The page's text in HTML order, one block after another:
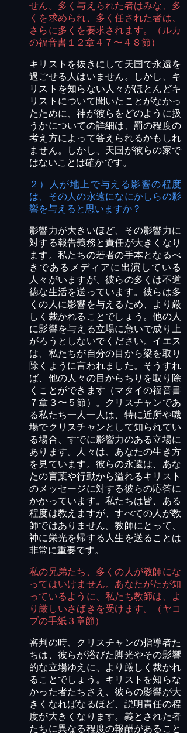
せん。多く与えられた者はみな、多
くを求められ、多く任された者は、
さらに多くを要求されます。（ルカ
の福音書１２章４７〜４８節）
キリストを抜きにして天国で永遠を
過ごせる人はいません。しかし、キ
リストを知らない人々がほとんどキ
リストについて聞いたことがなかっ
たために、神が彼らをどのように扱
うかについての詳細は、罰の程度の
考え方によって答えられるかもしれ
ません。しかし、天国が彼らの家で
はないことは確かです。
２）人が地上で与える影響の程度
は、その人の永遠になにかしらの影
響を与えると思いますか？
影響力が大きいほど、その影響力に
対する報告義務と責任が大きくなり
ます。私たちの若者の手本となるべ
きであるメディアに出演している
人々がいますが、彼らの多くは不道
徳な生活を送っています。彼らは多
くの人に影響を与えるため、より厳
しく裁かれることでしょう。他の人
に影響を与える立場に急いで成り上
がろうとしないでください。イエス
は、私たちが自分の目から梁を取り
除くように言われました。そうすれ
ば、他の人々の目からちりを取り除
くことができます（マタイの福音書
７章３〜５節）。クリスチャンであ
る私たち一人一人は、特に近所や職
場でクリスチャンとして知られてい
る場合、すでに影響力のある立場に
あります。人々は、あなたの生き方
を見ています。彼らの永遠は、あな
たの言葉や行動から溢れるキリスト
のメッセージに対する彼らの応答に
かかっています。私たちは皆、ある
程度は教えますが、すべての人が教
師ではありません。教師にとって、
神に栄光を帰する人生を送ることは
非常に重要です。
私の兄弟たち、多くの人が教師にな
ってはいけません。あなたがたが知
っているように、私たち教師は、よ
り厳しいさばきを受けます。（ヤコ
ブの手紙３章節）
審判の時、クリスチャンの指導者た
ちは、彼らが浴びた脚光やその影響
的な立場ゆえに、より厳しく裁かれ
ることでしょう。キリストを知らな
かった者たちさえ、彼らの影響が大
きくなればなるほど、説明責任の程
度が大きくなります。義とされた者
たちに異なる程度の報酬があること